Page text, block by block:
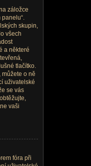
záložce
panelu“.
skupin,
všech
a některé
tlačítko.
o ně
uživatelské
se vás
vaši
fóra při